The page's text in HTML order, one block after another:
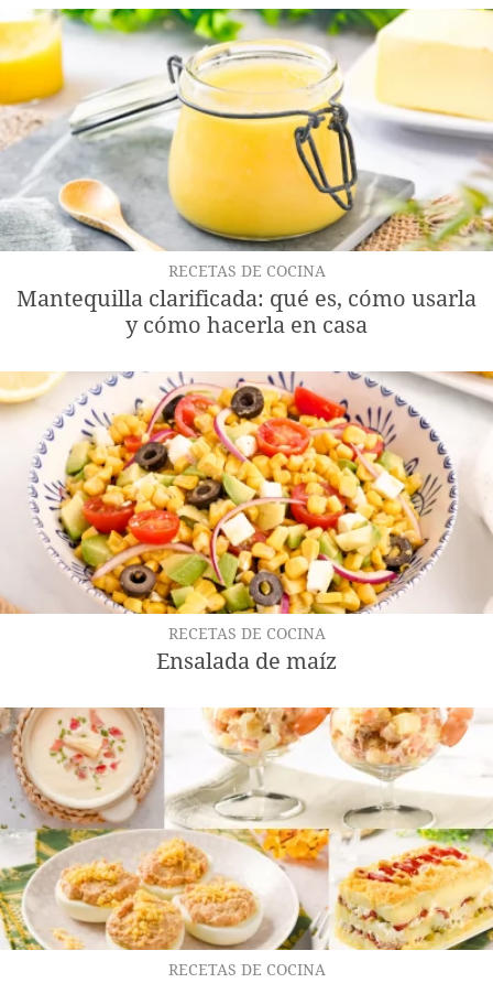
RECETAS DE COCINA
Mantequilla clarificada: qué es, cómo usarla
y cómo hacerla en casa
RECETAS DE COCINA
Ensalada de maíz
RECETAS DE COCINA